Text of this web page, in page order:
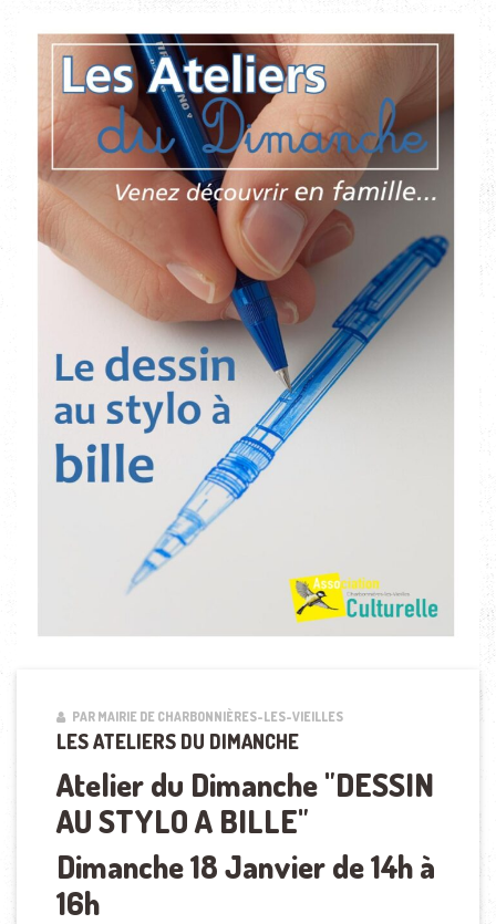
PAR MAIRIE DE CHARBONNIÈRES-LES-VIEILLES
LES ATELIERS DU DIMANCHE
Atelier du Dimanche "DESSIN
AU STYLO A BILLE"
Dimanche 18 Janvier de 14h à
16h